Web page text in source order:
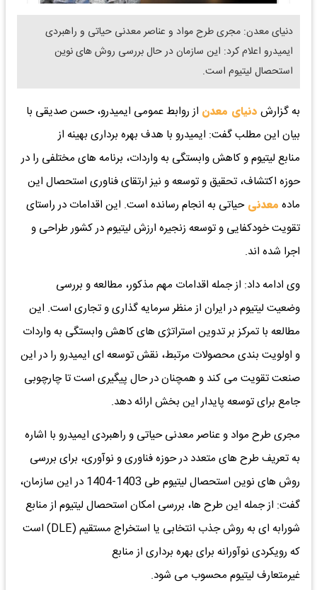
دنیای معدن: مجری طرح مواد و عناصر معدنی حیاتی و راهبردی
ایمیدرو اعلام کرد: این سازمان در حال بررسی روش های نوین
استحصال لیتیوم است.
به گزارش دنیای معدن از روابط عمومی ایمیدرو، حسن صدیقی با
بیان این مطلب گفت: ایمیدرو با هدف بهره برداری بهینه از
منابع لیتیوم و کاهش وابستگی به واردات، برنامه های مختلفی را در
حوزه اکتشاف، تحقیق و توسعه و نیز ارتقای فناوری استحصال این
ماده معدنیحیاتی به انجام رسانده است. این اقدامات در راستای
تقویت خودکفایی و توسعه زنجیره ارزش لیتیوم در کشور طراحی و
اجرا شده اند.
وی ادامه داد: از جمله اقدامات مهم مذکور، مطالعه و بررسی
وضعیت لیتیوم در ایران از منظر سرمایه گذاری و تجاری است. این
مطالعه با تمرکز بر تدوین استراتژی های کاهش وابستگی به واردات
و اولویت بندی محصولات مرتبط، نقش توسعه ای ایمیدرو را در این
صنعت تقویت می کند و همچنان در حال پیگیری است تا چارچوبی
جامع برای توسعه پایدار این بخش ارائه دهد.
مجری طرح مواد و عناصر معدنی حیاتی و راهبردی ایمیدرو با اشاره
به تعریف طرح های متعدد در حوزه فناوری و نوآوری، برای بررسی
روش های نوین استحصال لیتیوم طی 1403-1404 در این سازمان،
گفت: از جمله این طرح ها، بررسی امکان استحصال لیتیوم از منابع
شورابه ای به روش جذب انتخابی یا استخراج مستقیم (DLE) است
که رویکردی نوآورانه برای بهره برداری از منابع
غیرمتعارف لیتیوم محسوب می شود.